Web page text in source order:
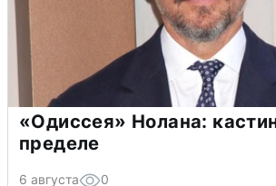
«Одиссея» Нолана:
пределе
6 августа 0